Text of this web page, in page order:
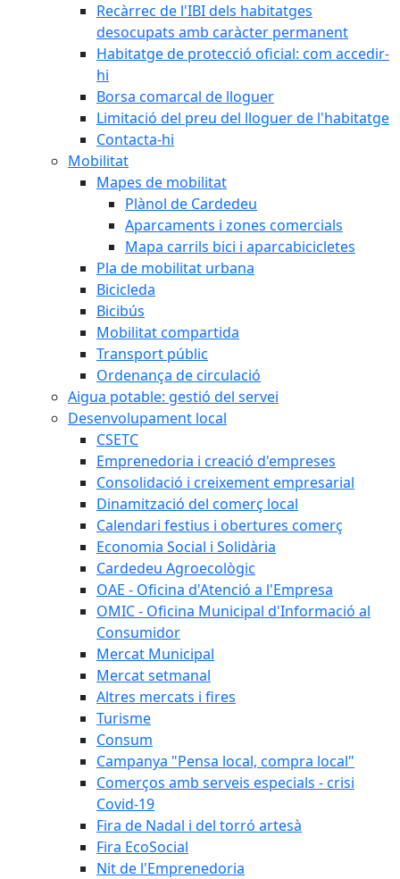
Recàrrec de l'IBI dels habitatges
desocupats amb caràcter permanent
Habitatge de protecció oficial: com accedir-
hi
Borsa comarcal de lloguer
Limitació del preu del lloguer de l'habitatge
Contacta-hi
Mobilitat
Mapes de mobilitat
Plànol de Cardedeu
Aparcaments i zones comercials
Mapa carrils bici i aparcabicicletes
Pla de mobilitat urbana
Bicicleda
Bicibús
Mobilitat compartida
Transport públic
Ordenança de circulació
Aigua potable: gestió del servei
Desenvolupament local
CSETC
Emprenedoria i creació d'empreses
Consolidació i creixement empresarial
Dinamització del comerç local
Calendari festius i obertures comerç
Economia Social i Solidària
Cardedeu Agroecològic
OAE - Oficina d'Atenció a l'Empresa
OMIC - Oficina Municipal d'Informació al
Consumidor
Mercat Municipal
Mercat setmanal
Altres mercats i fires
Turisme
Consum
Campanya "Pensa local, compra local"
Comerços amb serveis especials - crisi
Covid-19
Fira de Nadal i del torró artesà
Fira EcoSocial
Nit de l'Emprenedoria